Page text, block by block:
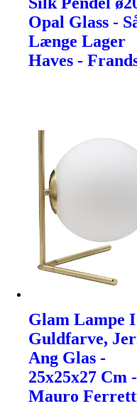
Opal Glass -
Længe Lager
Haves -
Glam Lampe I
Guldfarve,
Ang Glas -
25x25x27 Cm -
Mauro